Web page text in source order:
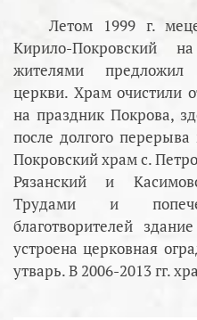
Летом 1999 г.
Кирило-Покровский
жителями предложил
церкви. Храм очистили
на праздник Покрова,
после долгого
Покровский храм с.
Рязанский и
Трудами и
благотворителей
устроена церковная
утварь. В 2006-2013 гг.